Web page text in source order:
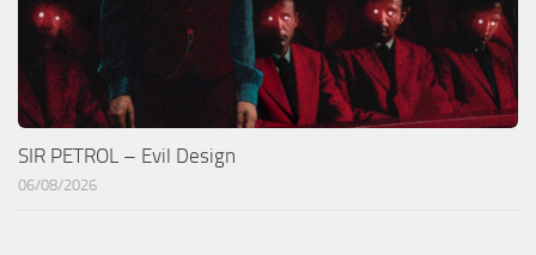
SIR PETROL – Evil Design
06/08/2026